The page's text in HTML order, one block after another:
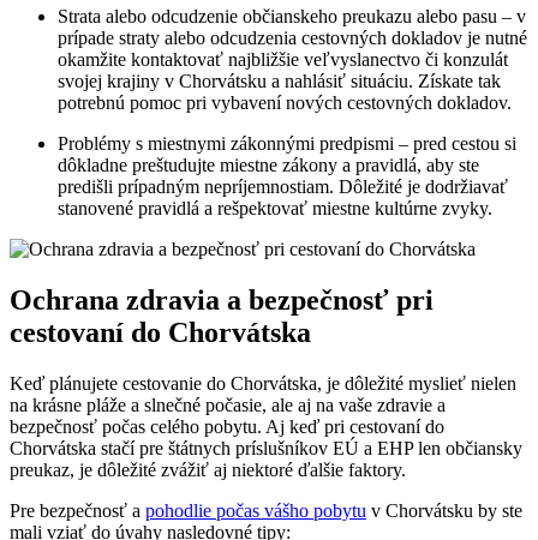
Strata alebo odcudzenie občianskeho preukazu alebo pasu – v
prípade straty alebo odcudzenia cestovných dokladov je nutné
okamžite kontaktovať najbližšie veľvyslanectvo či konzulát
svojej krajiny v Chorvátsku a nahlásiť situáciu. Získate tak
potrebnú pomoc pri vybavení nových cestovných dokladov.
Problémy s miestnymi zákonnými predpismi – pred cestou si
dôkladne preštudujte miestne zákony a pravidlá, aby ste
predišli prípadným nepríjemnostiam. Dôležité je dodržiavať
stanovené pravidlá a rešpektovať miestne kultúrne zvyky.
Ochrana zdravia a bezpečnosť pri
cestovaní do Chorvátska
Keď plánujete cestovanie do Chorvátska, je dôležité myslieť nielen
na krásne pláže a slnečné počasie, ale aj na vaše zdravie a
bezpečnosť počas celého pobytu. Aj keď pri cestovaní do
Chorvátska stačí pre štátnych príslušníkov EÚ a EHP len občiansky
preukaz, je dôležité zvážiť aj niektoré ďalšie faktory.
Pre bezpečnosť a pohodlie počas vášho pobytu v Chorvátsku by ste
mali vziať do úvahy nasledovné tipy: